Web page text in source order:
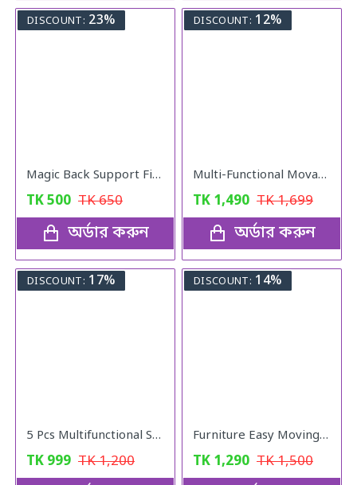
DISCOUNT: 23%
Magic Back Support Five Minutes ADay
TK500 TK650
অর্ডার করুন
DISCOUNT: 12%
Multi-Functional Movable Adjustable Base
TK 1,490 TK1,699
অর্ডার করুন
DISCOUNT: 17%
5 Pcs Multifunctional Stainless Steel Protect Fresh Box With Lid
TK 999 TK1,200
DISCOUNT: 14%
Furniture Easy Moving Tool Set, Heavy Furniture Moving & Lifting System
TK 1,290 TK1,500